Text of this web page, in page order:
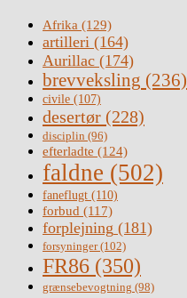
Afrika (129)
artilleri (164)
Aurillac (174)
brevveksling (236)
civile (107)
desertør (228)
disciplin (96)
efterladte (124)
faldne (502)
faneflugt (110)
forbud (117)
forplejning (181)
forsyninger(102)
FR86 (350)
grænsebevogtning (98)